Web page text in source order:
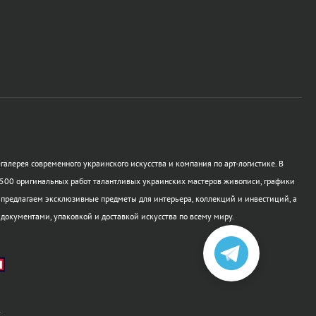
современного украинского искусства и компания по арт-логистике. В
оригинальных работ талантливых украинских мастеров живописи, графики
эксклюзивные предметы для интерьера, коллекций и инвестиций, а
упаковкой и доставкой искусства по всему миру.